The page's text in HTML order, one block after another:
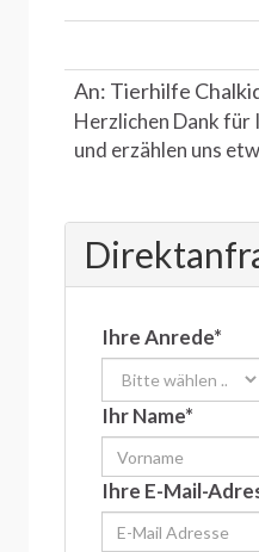
An: Tierhilfe
Herzlichen Dank für
und erzählen uns
Ihre Anrede*
Ihr Name*
Ihre E-Mail-